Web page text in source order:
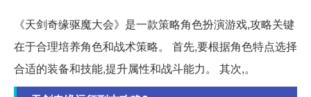
《天剑奇缘驱魔大会》是一款策略角色扮演游戏,攻略关键
在于合理培养角色和战术策略。 首先,要根据角色特点选择
合适的装备和技能,提升属性和战斗能力。 其次,。